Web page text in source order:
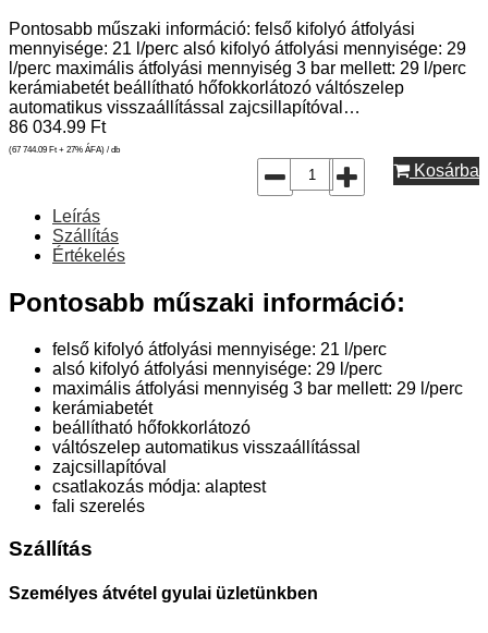
Pontosabb műszaki információ: felső kifolyó átfolyási
mennyisége: 21 l/perc alsó kifolyó átfolyási mennyisége: 29
l/perc maximális átfolyási mennyiség 3 bar mellett: 29 l/perc
kerámiabetét beállítható hőfokkorlátozó váltószelep
automatikus visszaállítással zajcsillapítóval…
86 034.99 Ft
(67 744.09 Ft + 27% ÁFA) / db
Kosárba
Leírás
Szállítás
Értékelés
Pontosabb műszaki információ:
felső kifolyó átfolyási mennyisége: 21 l/perc
alsó kifolyó átfolyási mennyisége: 29 l/perc
maximális átfolyási mennyiség 3 bar mellett: 29 l/perc
kerámiabetét
beállítható hőfokkorlátozó
váltószelep automatikus visszaállítással
zajcsillapítóval
csatlakozás módja: alaptest
fali szerelés
Szállítás
Személyes átvétel gyulai üzletünkben